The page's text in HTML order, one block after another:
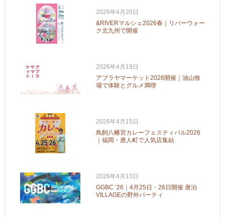
2026年4月20日
&RIVERマルシェ2026春｜リバーウォー
ク北九州で開催
2026年4月19日
アブラヤマーケット2026開催｜油山牧
場で体験とグルメ満喫
2026年4月15日
鳥飼八幡宮カレーフェスティバル2026
｜福岡・唐人町で人気店集結
2026年4月13日
GGBC ’26｜4月25日・26日開催 唐泊
VILLAGEの野外パーティ